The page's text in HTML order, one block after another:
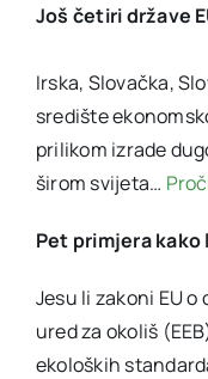
Još četiri države
Irska, Slovačka,
središte
prilikom izrade
širom svijeta…
Pet primjera
Jesu li zakoni EU
ured za okoliš
ekoloških